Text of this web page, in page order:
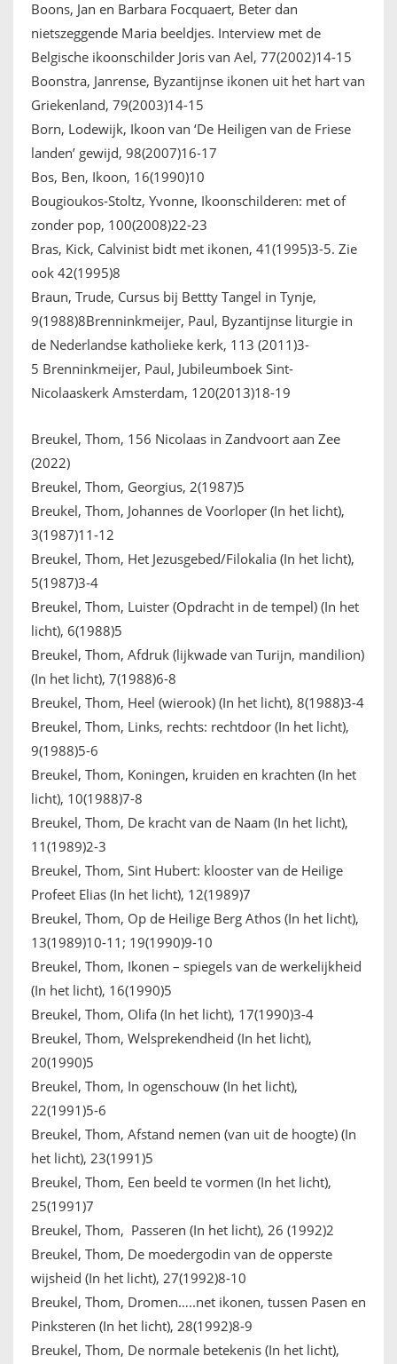
Boons, Jan en Barbara Focquaert, Beter dan
nietszeggende Maria beeldjes. Interview met de
Belgische ikoonschilder Joris van Ael, 77(2002)14-15
Boonstra, Janrense, Byzantijnse ikonen uit het hart van
Griekenland, 79(2003)14-15
Born, Lodewijk, Ikoon van ‘De Heiligen van de Friese
landen’ gewijd, 98(2007)16-17
Bos, Ben, Ikoon, 16(1990)10
Bougioukos-Stoltz, Yvonne, Ikoonschilderen: met of
zonder pop, 100(2008)22-23
Bras, Kick, Calvinist bidt met ikonen, 41(1995)3-5. Zie
ook 42(1995)8
Braun, Trude, Cursus bij Bettty Tangel in Tynje,
9(1988)8Brenninkmeijer, Paul, Byzantijnse liturgie in
de Nederlandse katholieke kerk, 113 (2011)3-
5 Brenninkmeijer, Paul, Jubileumboek Sint-
Nicolaaskerk Amsterdam, 120(2013)18-19
Breukel, Thom, 156 Nicolaas in Zandvoort aan Zee
(2022)
Breukel, Thom, Georgius, 2(1987)5
Breukel, Thom, Johannes de Voorloper (In het licht),
3(1987)11-12
Breukel, Thom, Het Jezusgebed/Filokalia (In het licht),
5(1987)3-4
Breukel, Thom, Luister (Opdracht in de tempel) (In het
licht), 6(1988)5
Breukel, Thom, Afdruk (lijkwade van Turijn, mandilion)
(In het licht), 7(1988)6-8
Breukel, Thom, Heel (wierook) (In het licht), 8(1988)3-4
Breukel, Thom, Links, rechts: rechtdoor (In het licht),
9(1988)5-6
Breukel, Thom, Koningen, kruiden en krachten (In het
licht), 10(1988)7-8
Breukel, Thom, De kracht van de Naam (In het licht),
11(1989)2-3
Breukel, Thom, Sint Hubert: klooster van de Heilige
Profeet Elias (In het licht), 12(1989)7
Breukel, Thom, Op de Heilige Berg Athos (In het licht),
13(1989)10-11; 19(1990)9-10
Breukel, Thom, Ikonen – spiegels van de werkelijkheid
(In het licht), 16(1990)5
Breukel, Thom, Olifa (In het licht), 17(1990)3-4
Breukel, Thom, Welsprekendheid (In het licht),
20(1990)5
Breukel, Thom, In ogenschouw (In het licht),
22(1991)5-6
Breukel, Thom, Afstand nemen (van uit de hoogte) (In
het licht), 23(1991)5
Breukel, Thom, Een beeld te vormen (In het licht),
25(1991)7
Breukel, Thom, Passeren (In het licht), 26 (1992)2
Breukel, Thom, De moedergodin van de opperste
wijsheid (In het licht), 27(1992)8-10
Breukel, Thom, Dromen…..net ikonen, tussen Pasen en
Pinksteren (In het licht), 28(1992)8-9
Breukel, Thom, De normale betekenis (In het licht),